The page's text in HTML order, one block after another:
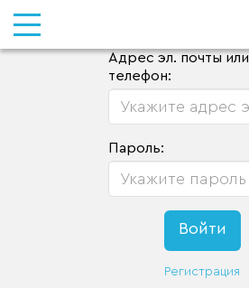
Адрес эл. почты или
телефон:
Пароль:
Регистрация